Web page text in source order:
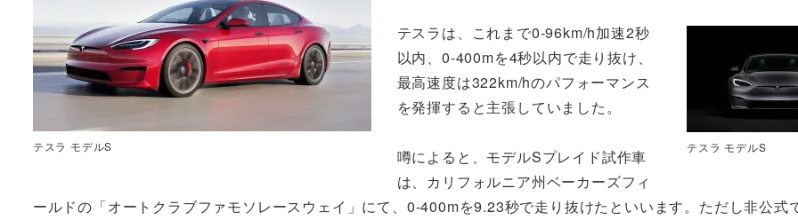
テスラ モデルS テスラ モデルS
テスラは、これまで0-96km/h加速2秒
以内、0-400mを4秒以内で走り抜け、
最高速度は322km/hのパフォーマンス
を発揮すると主張していました。
噂によると、モデルSプレイド試作車
は、カリフォルニア州ベーカーズフィ
ールドの「オートクラブファモソレースウェイ」にて、0-400mを9.23秒で走り抜けたといいます。ただし非公式